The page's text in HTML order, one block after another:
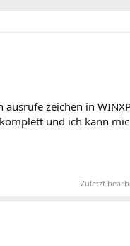
zeichen in
und ich kann
Zuletzt